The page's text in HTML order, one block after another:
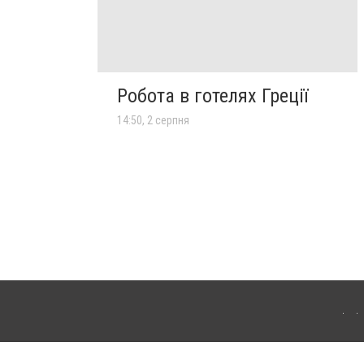
Робота в готелях Греції
14:50, 2 серпня